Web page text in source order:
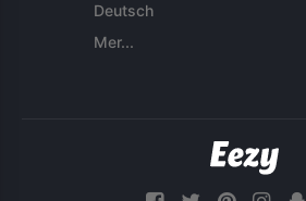
Deutsch
Mer...